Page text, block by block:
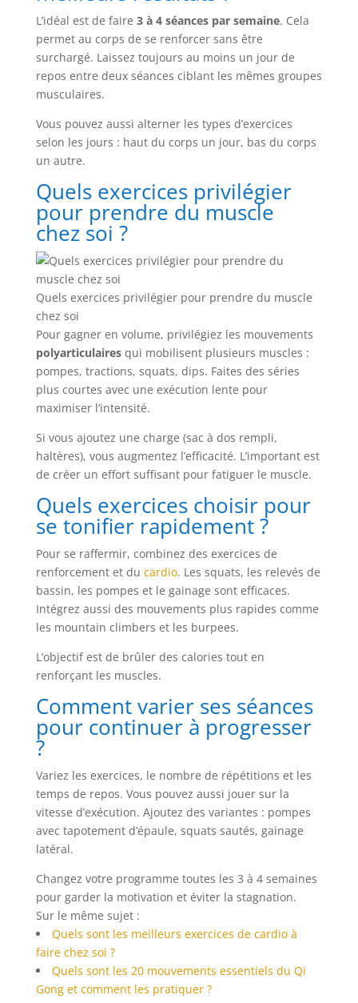
L’idéal est de faire 3 à 4 séances par semaine. Cela
permet au corps de se renforcer sans être
surchargé. Laissez toujours au moins un jour de
repos entre deux séances ciblant les mêmes groupes
musculaires.
Vous pouvez aussi alterner les types d’exercices
selon les jours : haut du corps un jour, bas du corps
un autre.
Quels exercices privilégier
pour prendre du muscle
chez soi ?
Quels exercices privilégier pour prendre du muscle
chez soi
Pour gagner en volume, privilégiez les mouvements
polyarticulairesqui mobilisent plusieurs muscles :
pompes, tractions, squats, dips. Faites des séries
plus courtes avec une exécution lente pour
maximiser l’intensité.
Si vous ajoutez une charge (sac à dos rempli,
haltères), vous augmentez l’efficacité. L’important est
de créer un effort suffisant pour fatiguer le muscle.
Quels exercices choisir pour
se tonifier rapidement ?
Pour se raffermir, combinez des exercices de
renforcement et du cardio. Les squats, les relevés de
bassin, les pompes et le gainage sont efficaces.
Intégrez aussi des mouvements plus rapides comme
les mountain climbers et les burpees.
L’objectif est de brûler des calories tout en
renforçant les muscles.
Comment varier ses séances
pour continuer à progresser
?
Variez les exercices, le nombre de répétitions et les
temps de repos. Vous pouvez aussi jouer sur la
vitesse d’exécution. Ajoutez des variantes : pompes
avec tapotement d’épaule, squats sautés, gainage
latéral.
Changez votre programme toutes les 3 à 4 semaines
pour garder la motivation et éviter la stagnation.
Sur le même sujet :
Quels sont les meilleurs exercices de cardio à
faire chez soi ?
Quels sont les 20 mouvements essentiels du Qi
Gong et comment les pratiquer ?